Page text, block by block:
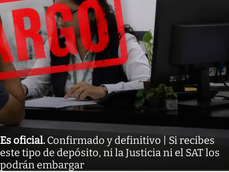
Es oficial. Confirmado y definitivo | Si recibes
este tipo de depósito, ni la Justicia ni el SAT los
podrán embargar